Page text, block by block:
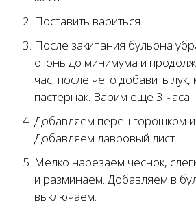
Поставить вариться.
После закипания бульона
огонь до минимума и
час, после чего добавить
пастернак. Варим еще 3 часа.
Добавляем перец горошком и
Добавляем лавровый лист.
Мелко нарезаем чеснок,
и разминаем. Добавляем в
выключаем.